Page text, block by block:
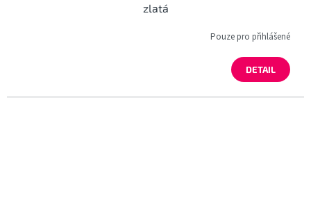
zlatá
Pouze pro přihlášené
DETAIL